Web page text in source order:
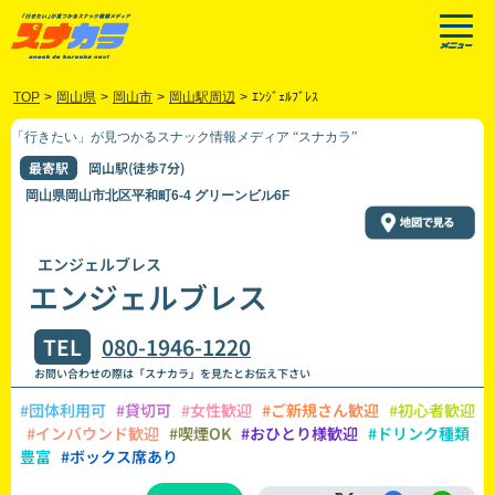
TOP > 岡山県 > 岡山市 > 岡山駅周辺 > ｴﾝｼﾞｪﾙﾌﾞﾚｽ
「行きたい」が見つかるスナック情報メディア “スナカラ”
最寄駅 岡山駅(徒歩7分)
岡山県岡山市北区平和町6-4 グリーンビル6F
エンジェルブレス
エンジェルブレス
TEL 080-1946-1220
お問い合わせの際は「スナカラ」を見たとお伝え下さい
#団体利用可 #貸切可 #女性歓迎 #ご新規さん歓迎 #初心者歓迎
#インバウンド歓迎 #喫煙OK #おひとり様歓迎 #ドリンク種類
豊富 #ボックス席あり